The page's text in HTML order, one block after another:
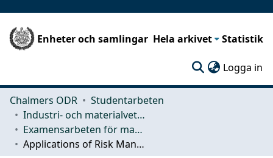
Enheter och samlingar Hela arkivet Statistik
Logga in
Chalmers ODR
Studentarbeten
Industri- och materialvetenskap (IMS)
Examensarbeten för masterexamen
Applications of Risk Management Tools in Maintenance Operations of Swedish Industries - a survey analysis